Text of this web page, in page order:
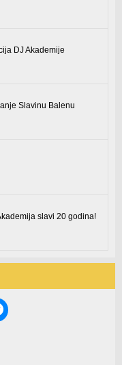
DJ Akademije
Slavinu Balenu
slavi 20 godina!